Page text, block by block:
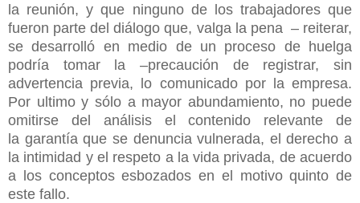
la reunión, y que ninguno de los trabajadores que
fueron parte del diálogo que, valga la pena – reiterar,
se desarrolló en medio de un proceso de huelga
podría tomar la –precaución de registrar, sin
advertencia previa, lo comunicado por la empresa.
Por ultimo y sólo a mayor abundamiento, no puede
omitirse del análisis el contenido relevante de
la garantía que se denuncia vulnerada, el derecho a
la intimidad y el respeto a la vida privada, de acuerdo
a los conceptos esbozados en el motivo quinto de
este fallo.